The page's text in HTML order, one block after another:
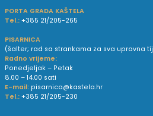
PORTA GRADA KAŠTELA
Tel.: +385 21/205-265
PISARNICA
(šalter; rad sa strankama za sva upravna
Radno vrijeme:
Ponedjeljak – Petak
8.00 – 14.00 sati
E-mail: pisarnica@kastela.hr
Tel.: +385 21/205-230